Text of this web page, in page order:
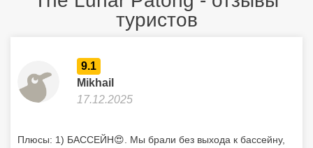
туристов
9.1
Mikhail
17.12.2025
Плюсы: 1) БАССЕЙН😍. Мы брали без выхода к бассейну,